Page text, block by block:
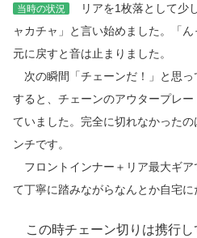
当時の状況
リアを1枚落として少
ャカチャ」と言い始めました。「
元に戻すと音は止まりました。
次の瞬間「チェーンだ！」と思っ
すると、チェーンのアウタープレ
ていました。完全に切れなかった
ンチです。
フロントインナー＋リア最大ギア
て丁寧に踏みながらなんとか自宅に
この時チェーン切りは携行し